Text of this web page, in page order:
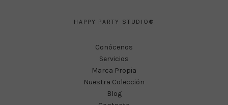
HAPPY PARTY STUDIO®
Conócenos
Servicios
Marca Propia
Nuestra Colección
Blog